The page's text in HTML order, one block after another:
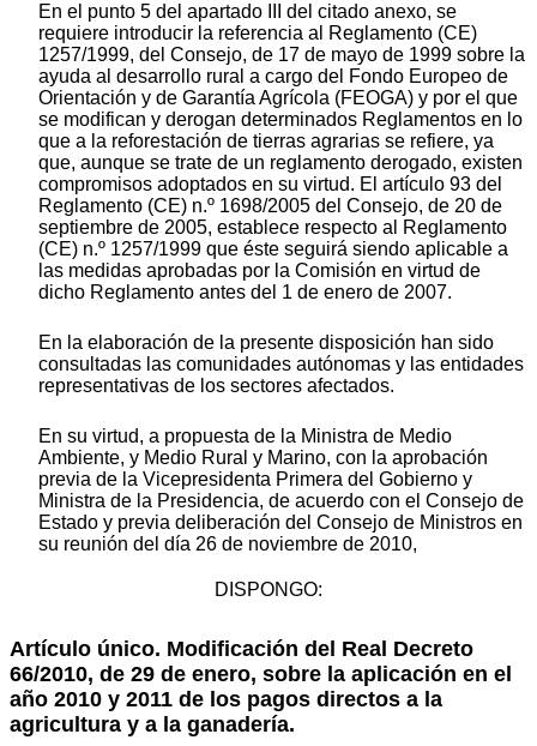
En el punto 5 del apartado III del citado anexo, se
requiere introducir la referencia al Reglamento (CE)
1257/1999, del Consejo, de 17 de mayo de 1999 sobre la
ayuda al desarrollo rural a cargo del Fondo Europeo de
Orientación y de Garantía Agrícola (FEOGA) y por el que
se modifican y derogan determinados Reglamentos en lo
que a la reforestación de tierras agrarias se refiere, ya
que, aunque se trate de un reglamento derogado, existen
compromisos adoptados en su virtud. El artículo 93 del
Reglamento (CE) n.º 1698/2005 del Consejo, de 20 de
septiembre de 2005, establece respecto al Reglamento
(CE) n.º 1257/1999 que éste seguirá siendo aplicable a
las medidas aprobadas por la Comisión en virtud de
dicho Reglamento antes del 1 de enero de 2007.
En la elaboración de la presente disposición han sido
consultadas las comunidades autónomas y las entidades
representativas de los sectores afectados.
En su virtud, a propuesta de la Ministra de Medio
Ambiente, y Medio Rural y Marino, con la aprobación
previa de la Vicepresidenta Primera del Gobierno y
Ministra de la Presidencia, de acuerdo con el Consejo de
Estado y previa deliberación del Consejo de Ministros en
su reunión del día 26 de noviembre de 2010,
DISPONGO:
Artículo único. Modificación del Real Decreto
66/2010, de 29 de enero, sobre la aplicación en el
año 2010 y 2011 de los pagos directos a la
agricultura y a la ganadería.